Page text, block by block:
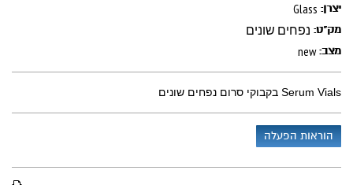
יצרן: Glass
מק"ט: נפחים שונים
מצב: new
Serum Vials בקבוקי סרום נפחים שונים
הוראות הפעלה